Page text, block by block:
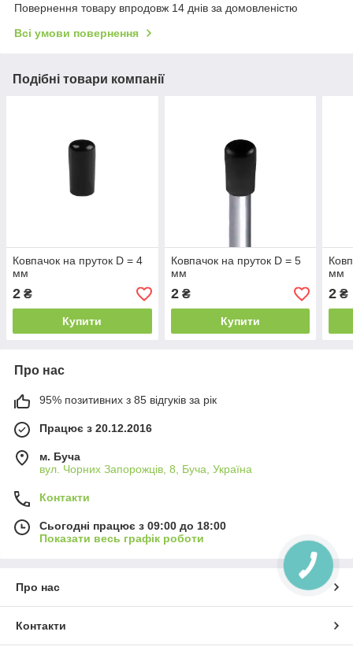
Повернення товару впродовж 14 днів за домовленістю
Всі умови повернення
Подібні товари компанії
Ковпачок на пруток D = 4
мм
2 ₴
Купити
Ковпачок на пруток D = 5
мм
2₴
Купити
мм
2 ₴
Про нас
95% позитивних з 85 відгуків за рік
Працює з 20.12.2016
м. Буча
вул. Чорних Запорожців, 8, Буча, Україна
Контакти
Сьогодні працює з 09:00 до 18:00
Показати весь графік роботи
Про нас
Контакти